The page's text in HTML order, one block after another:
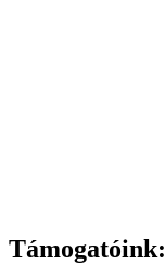
Támogatóink: